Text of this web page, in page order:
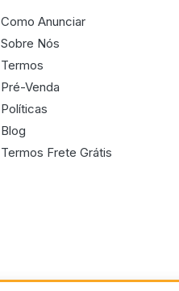
Como Anunciar
Sobre Nós
Termos
Pré-Venda
Políticas
Blog
Termos Frete Grátis